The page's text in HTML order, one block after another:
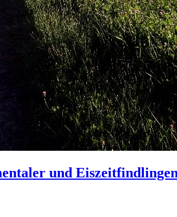
und Eiszeitfindlingen